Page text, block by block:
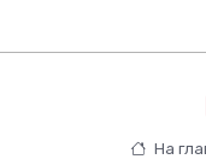
На